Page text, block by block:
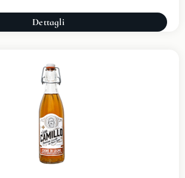
Dettagli